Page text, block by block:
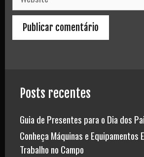
Posts recentes
Guia de Presentes para o Dia dos
Conheça Máquinas e Equipamentos
Trabalho no Campo